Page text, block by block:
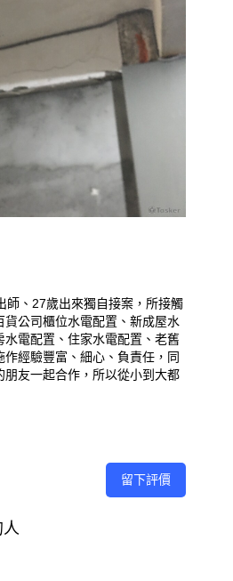
師、27歲出來獨自接案，所接觸
公司櫃位水電配置、新成屋水
電配置、住家水電配置、老舊
經驗豐富、細心、負責任，同
友一起合作，所以從小到大都
留下評價